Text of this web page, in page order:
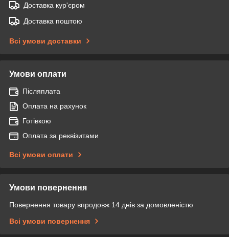
Доставка кур'єром
Доставка поштою
Всі умови доставки
Умови оплати
Післяплата
Оплата на рахунок
Готівкою
Оплата за реквізитами
Всі умови оплати
Умови повернення
Повернення товару впродовж 14 днів за домовленістю
Всі умови повернення